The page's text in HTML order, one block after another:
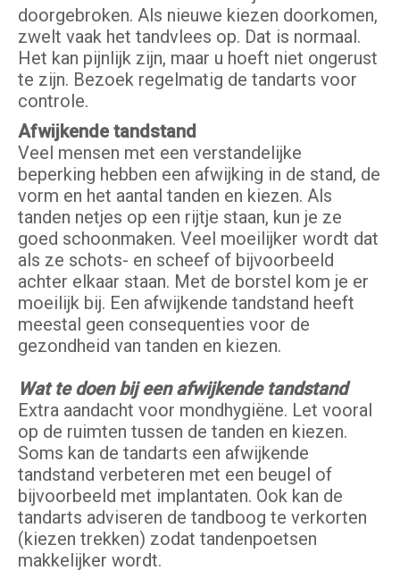
doorgebroken. Als nieuwe kiezen doorkomen,
zwelt vaak het tandvlees op. Dat is normaal.
Het kan pijnlijk zijn, maar u hoeft niet ongerust
te zijn. Bezoek regelmatig de tandarts voor
controle.
Afwijkende tandstand
Veel mensen met een verstandelijke
beperking hebben een afwijking in de stand, de
vorm en het aantal tanden en kiezen. Als
tanden netjes op een rijtje staan, kun je ze
goed schoonmaken. Veel moeilijker wordt dat
als ze schots- en scheef of bijvoorbeeld
achter elkaar staan. Met de borstel kom je er
moeilijk bij. Een afwijkende tandstand heeft
meestal geen consequenties voor de
gezondheid van tanden en kiezen.
Wat te doen bij een afwijkende tandstand
Extra aandacht voor mondhygiëne. Let vooral
op de ruimten tussen de tanden en kiezen.
Soms kan de tandarts een afwijkende
tandstand verbeteren met een beugel of
bijvoorbeeld met implantaten. Ook kan de
tandarts adviseren de tandboog te verkorten
(kiezen trekken) zodat tandenpoetsen
makkelijker wordt.